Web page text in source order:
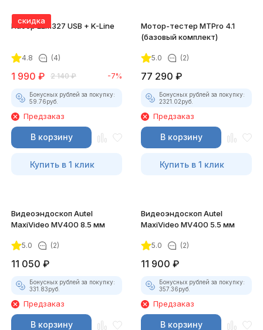
скидка
Набор ELM327 USB + K-Line
4.8 (4)
1 990 ₽ 2 140 ₽ -7%
Бонусных рублей за покупку:
59.76руб.
Предзаказ
В корзину
Купить в 1 клик
Мотор-тестер MTPro 4.1
(базовый комплект)
5.0 (2)
77 290 ₽
Бонусных рублей за покупку:
2321.02руб.
Предзаказ
В корзину
Купить в 1 клик
Видеоэндоскоп Autel
MaxiVideo MV400 8.5 мм
5.0 (2)
11 050 ₽
Бонусных рублей за покупку:
331.83руб.
Предзаказ
В корзину
Видеоэндоскоп Autel
MaxiVideo MV400 5.5 мм
5.0 (2)
11 900 ₽
Бонусных рублей за покупку:
357.36руб.
Предзаказ
В корзину